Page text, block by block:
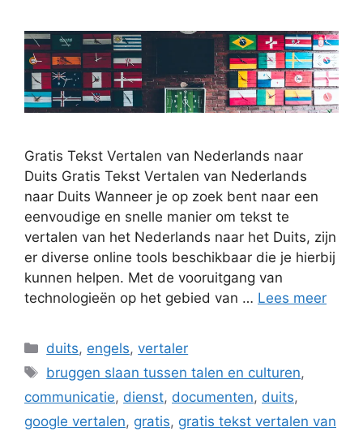
Gratis Tekst Vertalen van Nederlands naar
Duits Gratis Tekst Vertalen van Nederlands
naar Duits Wanneer je op zoek bent naar een
eenvoudige en snelle manier om tekst te
vertalen van het Nederlands naar het Duits, zijn
er diverse online tools beschikbaar die je hierbij
kunnen helpen. Met de vooruitgang van
technologieën op het gebied van … Lees meer
Categorieën
duits, engels,vertaler
Tags
bruggen slaan tussen talen en culturen,
communicatie, dienst, documenten, duits,
google vertalen, gratis, gratis tekst vertalen van